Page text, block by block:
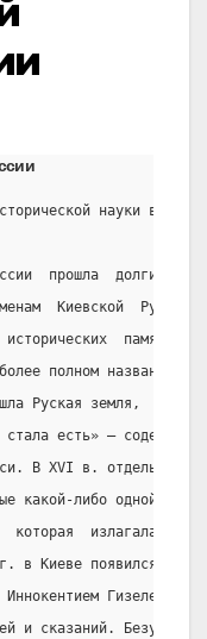
науки в
прошла  долгий  и
Киевской  Руси.
полном названии
Руская земля,  кто
есть» —
В XVI в. отдельные
какой-либо одной
которая  излагала
в Киеве появился и
Иннокентием Гизелем.
и сказаний.